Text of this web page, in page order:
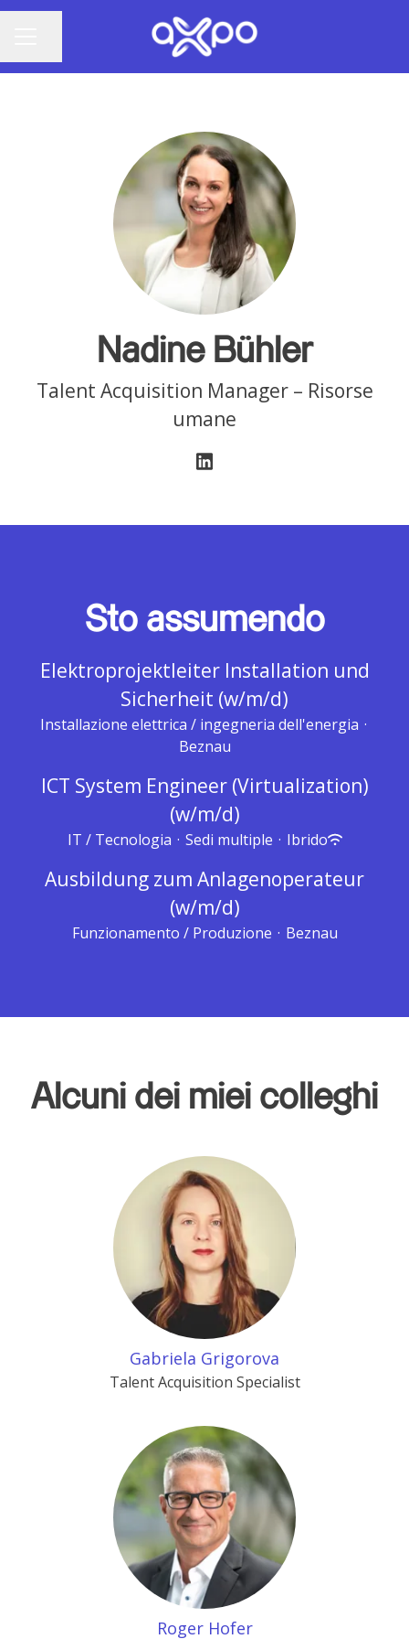
Condividi la pagina
Nadine Bühler
Talent Acquisition Manager – Risorse
umane
Sto assumendo
Elektroprojektleiter Installation und
Sicherheit (w/m/d)
Installazione elettrica / ingegneria dell'energia ·
Beznau
ICT System Engineer (Virtualization)
(w/m/d)
IT / Tecnologia · Sedi multiple · Ibrido
Ausbildung zum Anlagenoperateur
(w/m/d)
Funzionamento / Produzione · Beznau
Alcuni dei miei colleghi
Gabriela Grigorova
Talent Acquisition Specialist
Roger Hofer